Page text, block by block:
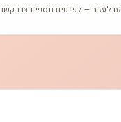
לעזור — לפרטים נוספים צרו קשר